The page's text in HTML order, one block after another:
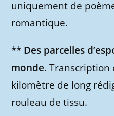
uniquement de
romantique.
** Des parcelles
monde. Transcription
kilomètre de long
rouleau de tissu.